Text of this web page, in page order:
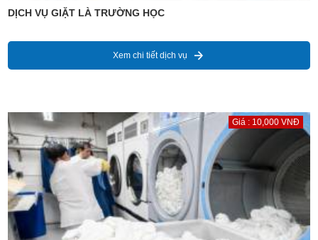
DỊCH VỤ GIẶT LÀ TRƯỜNG HỌC
Xem chi tiết dịch vụ
Giá : 10,000 VNĐ